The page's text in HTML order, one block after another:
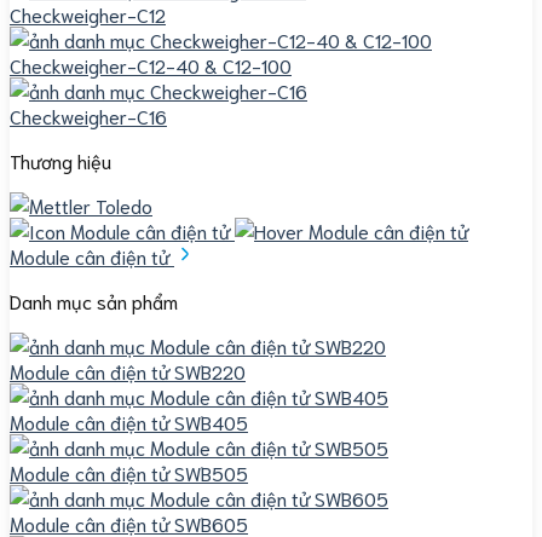
Checkweigher-C12
Checkweigher-C12-40 & C12-100
Checkweigher-C16
Thương hiệu
Module cân điện tử
Danh mục sản phẩm
Module cân điện tử SWB220
Module cân điện tử SWB405
Module cân điện tử SWB505
Module cân điện tử SWB605